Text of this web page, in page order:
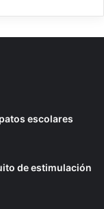
escolares
de estimulación